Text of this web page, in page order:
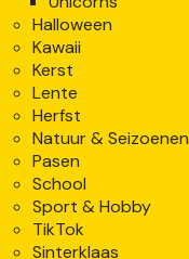
Halloween
Kawaii
Kerst
Lente
Herfst
Natuur & Seizoenen
Pasen
School
Sport & Hobby
TikTok
Sinterklaas